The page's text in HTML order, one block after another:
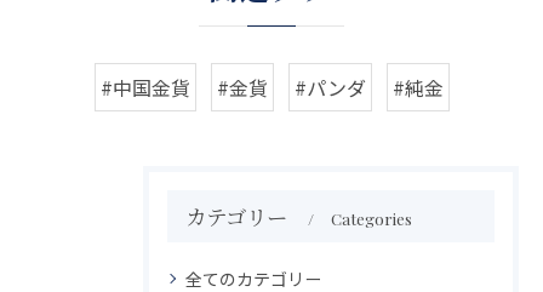
#中国金貨 #金貨 #パンダ #純金
カテゴリー Categories
全てのカテゴリー